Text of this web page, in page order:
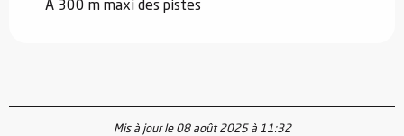
A 300 m maxi des pistes
Mis à jour le 08 août 2025 à 11:32